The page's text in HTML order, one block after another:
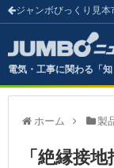
ジャンボびっくり見本
電気・工事に関わる「
ホーム 製
「絶縁接